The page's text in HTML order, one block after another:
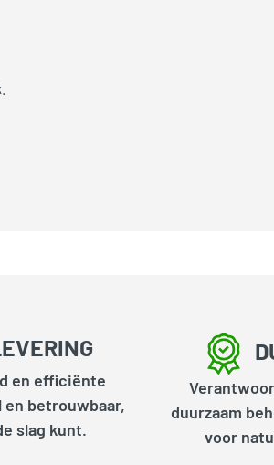
en efficiënte
betrouwbaar,
slag kunt.
duurzaam
voor